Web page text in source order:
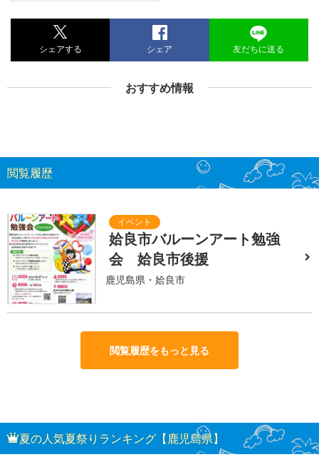
シェアする シェア 友だちに送る
おすすめ情報
閲覧履歴
姶良市バルーンアート勉強
会 姶良市後援
鹿児島県・姶良市
閲覧履歴をもっと見る
夏の人気夏祭りランキング【鹿児島県】